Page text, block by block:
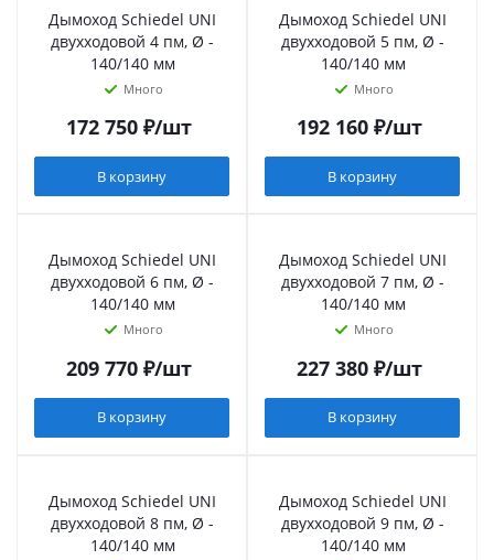
Дымоход Schiedel UNI
двухходовой 4 пм, Ø -
140/140 мм
Много
172 750₽/шт
В корзину
Дымоход Schiedel UNI
двухходовой 5 пм, Ø -
140/140 мм
Много
192 160₽/шт
В корзину
Дымоход Schiedel UNI
двухходовой 6 пм, Ø -
140/140 мм
Много
209 770₽/шт
В корзину
Дымоход Schiedel UNI
двухходовой 7 пм, Ø -
140/140 мм
Много
227 380₽/шт
В корзину
Дымоход Schiedel UNI
двухходовой 8 пм, Ø -
140/140 мм
Дымоход Schiedel UNI
двухходовой 9 пм, Ø -
140/140 мм